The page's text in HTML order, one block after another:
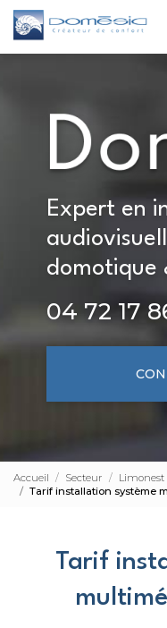
Aller
au
contenu
principal
Expert en
domotique
04 72 17
Accueil Secteur
Limonest
Tarif installation système
Tarif